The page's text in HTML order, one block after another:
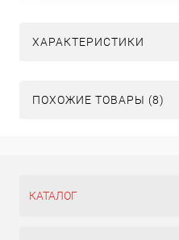
ХАРАКТЕРИСТИКИ
ПОХОЖИЕ ТОВАРЫ (8)
КАТАЛОГ